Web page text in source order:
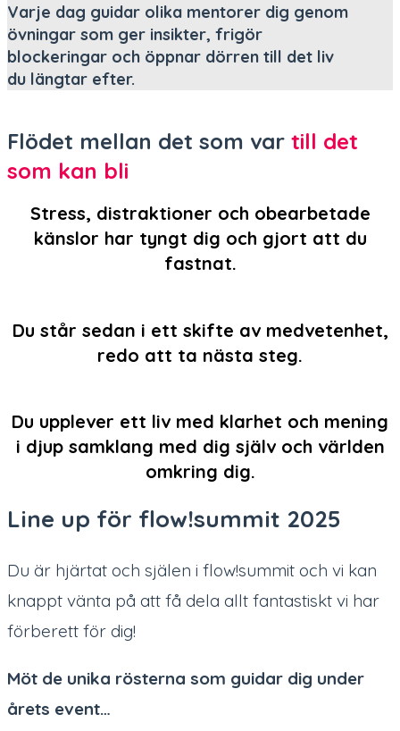
Varje dag guidar olika mentorer dig genom
övningar som ger insikter, frigör
blockeringar och öppnar dörren till det liv
du längtar efter.
Flödet mellan det som var till det
som kan bli

Stress, distraktioner och obearbetade
känslor har tyngt dig och gjort att du
fastnat.
Du står sedan i ett skifte av medvetenhet,
redo att ta nästa steg.
Du upplever ett liv med klarhet och mening
i djup samklang med dig själv och världen
omkring dig.
Line up för flow!summit 2025
Du är hjärtat och själen i flow!summit och vi kan
knappt vänta på att få dela allt fantastiskt vi har
förberett för dig!
Möt de unika rösterna som guidar dig under
årets event…